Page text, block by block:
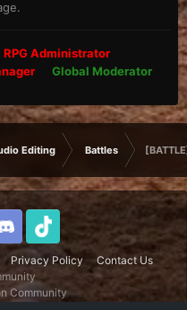
RPG Administrator
Global Moderator
Editing Battles
Privacy Policy
Contact Us
Community